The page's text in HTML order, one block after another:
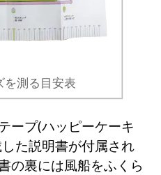
を測る目安表
ープ(ハッピーケーキ
た説明書が付属され
の裏には風船をふくら